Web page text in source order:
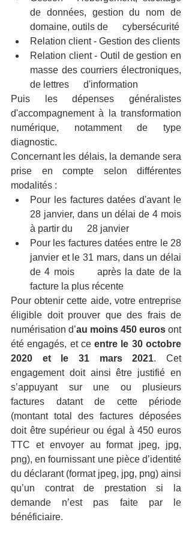
de données, gestion du nom de
domaine, outils de      cybersécurité
Relation client - Gestion des clients
Relation client - Outil de gestion en
masse des courriers électroniques,
de lettres      d'information
Puis les dépenses généralistes
d'accompagnement à la transformation
numérique, notamment de type
diagnostic.
Concernant les délais, la demande sera
prise en compte selon différentes
modalités :
Pour les factures datées d'avant le
28 janvier, dans un délai de 4 mois
à partir du      28 janvier
Pour les factures datées entre le 28
janvier et le 31 mars, dans un délai
de 4 mois      après la date de la
facture la plus récente
Pour obtenir cette aide, votre entreprise
éligible doit prouver que des frais de
numérisation d’au moins 450 euros ont
été engagés, et ce entre le 30 octobre
2020 et le 31 mars 2021. Cet
engagement doit ainsi être justifié en
s’appuyant sur une ou plusieurs
factures datant de cette période
(montant total des factures déposées
doit être supérieur ou égal à 450 euros
TTC et envoyer au format jpeg, jpg,
png), en fournissant une pièce d’identité
du déclarant (format jpeg, jpg, png) ainsi
qu’un contrat de prestation si la
demande n’est pas faite par le
bénéficiaire.